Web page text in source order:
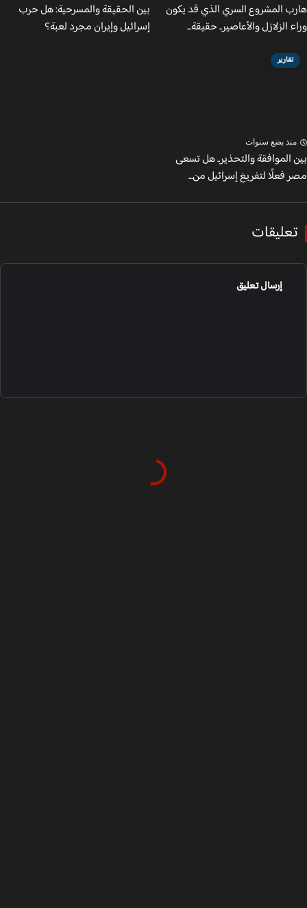
المشروع السري الذي قد يكون
الزلازل والأعاصير.. حقيقة...
بين الحقيقة والمسرحية: هل حرب
إسرائيل وإيران مجرد لعبة؟
تقارير
بضع سنوات
الموافقة والتحذير.. هل تسعى
فعلًا لتفريغ إسرائيل من...
إرسال تعليق